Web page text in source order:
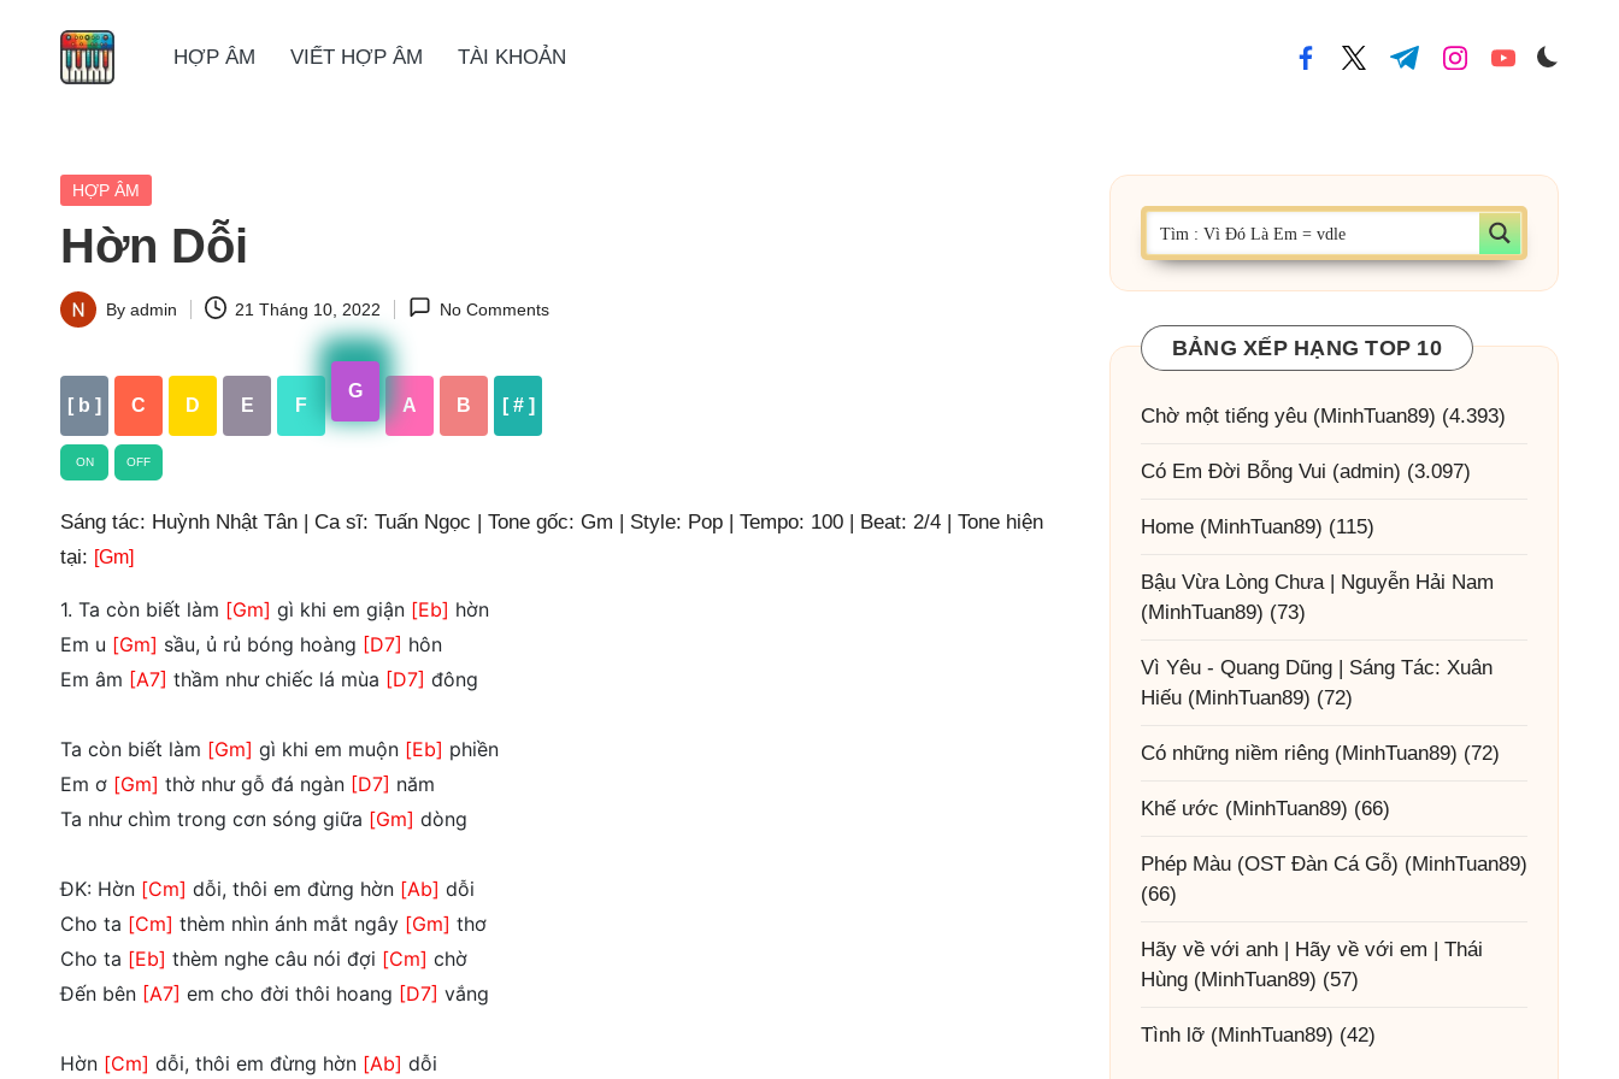
HỢP ÂM VIẾT HỢP ÂM TÀI KHOẢN facebook.com
twitter.com
t.me instagram.com
youtube.com
Posted
HỢP ÂM
Hờn Dỗi
Posted
By admin 21 Tháng 10, 2022 No Comments
[ b ] C D E F
G
A B [ # ]
ON OFF
Sáng tác: Huỳnh Nhật Tân | Ca sĩ: Tuấn Ngọc | Tone gốc: Gm | Style: Pop | Tempo: 100 | Beat: 2/4 | Tone hiện
tại: [Gm]
1. Ta còn biết làm [Gm] gì khi em giận [Eb] hờn
Em u [Gm] sầu, ủ rủ bóng hoàng [D7] hôn
Em âm [A7] thầm như chiếc lá mùa [D7] đông
Ta còn biết làm [Gm] gì khi em muộn [Eb] phiền
Em ơ [Gm] thờ như gỗ đá ngàn [D7] năm
Ta như chìm trong cơn sóng giữa [Gm] dòng
ĐK: Hờn [Cm] dỗi, thôi em đừng hờn [Ab] dỗi
Cho ta [Cm] thèm nhìn ánh mắt ngây [Gm] thơ
Cho ta [Eb] thèm nghe câu nói đợi [Cm] chờ
Đến bên [A7] em cho đời thôi hoang [D7] vắng
Hờn [Cm] dỗi, thôi em đừng hờn [Ab] dỗi
BẢNG XẾP HẠNG TOP 10
Chờ một tiếng yêu (MinhTuan89) (4.393)
Có Em Đời Bỗng Vui (admin) (3.097)
Home (MinhTuan89) (115)
Bậu Vừa Lòng Chưa | Nguyễn Hải Nam
(MinhTuan89) (73)
Vì Yêu - Quang Dũng | Sáng Tác: Xuân
Hiếu (MinhTuan89) (72)
Có những niềm riêng (MinhTuan89) (72)
Khế ước (MinhTuan89) (66)
Phép Màu (OST Đàn Cá Gỗ) (MinhTuan89)
(66)
Hãy về với anh | Hãy về với em | Thái
Hùng (MinhTuan89) (57)
Tình lỡ (MinhTuan89) (42)